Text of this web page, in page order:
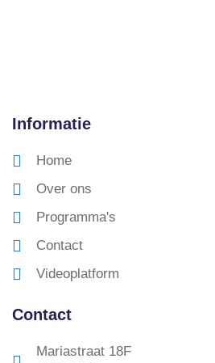
Informatie
Home
Over ons
Programma's
Contact
Videoplatform
Contact
Mariastraat 18F